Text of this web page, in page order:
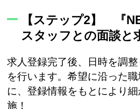
【ステップ2】 『
スタッフとの面談と
求人登録完了後、日時を調
を行います。希望に沿った
に、登録情報をもとにより
施！